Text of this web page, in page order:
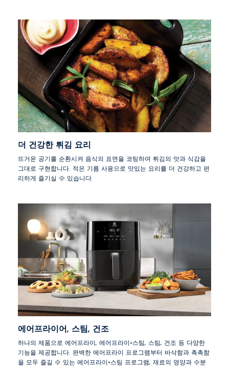
더 건강한 튀김 요리
뜨거운 공기를 순환시켜 음식의 표면을 코팅하여 튀김의 맛과 식감을
그대로 구현합니다. 적은 기름 사용으로 맛있는 요리를 더 건강하고 편
리하게 즐기실 수 있습니다.
에어프라이어, 스팀, 건조
하나의 제품으로 에어프라이, 에어프라이+스팀, 스팀, 건조 등 다양한
기능을 제공합니다. 완벽한 에어프라이 프로그램부터 바삭함과 촉촉함
을 모두 즐길 수 있는 에어프라이+스팀 프로그램, 재료의 영양과 수분